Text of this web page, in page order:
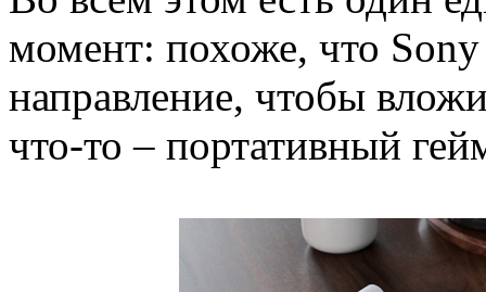
момент: похоже, что Sony
направление, чтобы
что-то – портативный